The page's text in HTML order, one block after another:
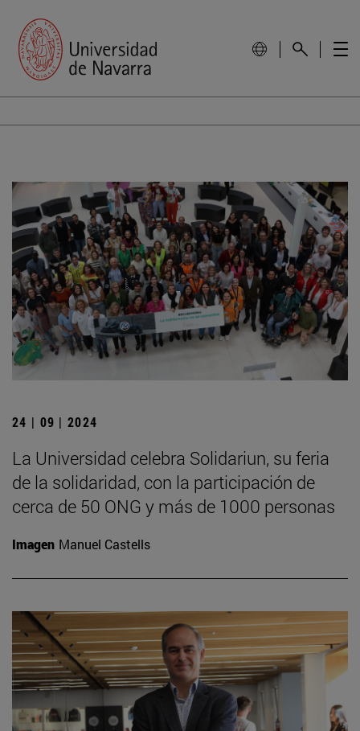
24 | 09 | 2024
La Universidad celebra Solidariun, su feria
de la solidaridad, con la participación de
cerca de 50 ONG y más de 1000 personas
Imagen Manuel Castells